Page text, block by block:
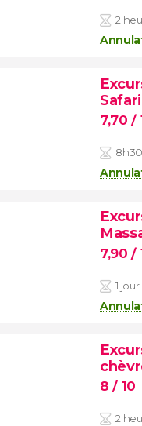
2
Safari
7,70/
8h30
7,90/
1 jour
8/ 10
2